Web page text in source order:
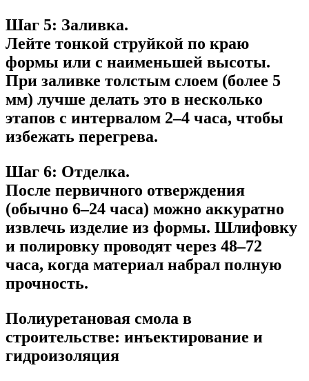
Шаг 5: Заливка.
Лейте тонкой струйкой по краю
формы или с наименьшей высоты.
При заливке толстым слоем (более 5
мм) лучше делать это в несколько
этапов с интервалом 2–4 часа, чтобы
избежать перегрева.
Шаг 6: Отделка.
После первичного отверждения
(обычно 6–24 часа) можно аккуратно
извлечь изделие из формы. Шлифовку
и полировку проводят через 48–72
часа, когда материал набрал полную
прочность.
Полиуретановая смола в
строительстве: инъектирование и
гидроизоляция